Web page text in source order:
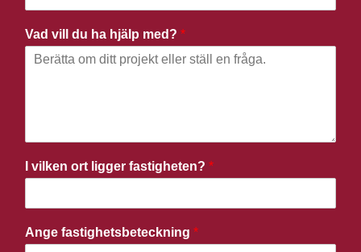
Vad vill du ha hjälp med? *
I vilken ort ligger fastigheten? *
Ange fastighetsbeteckning *